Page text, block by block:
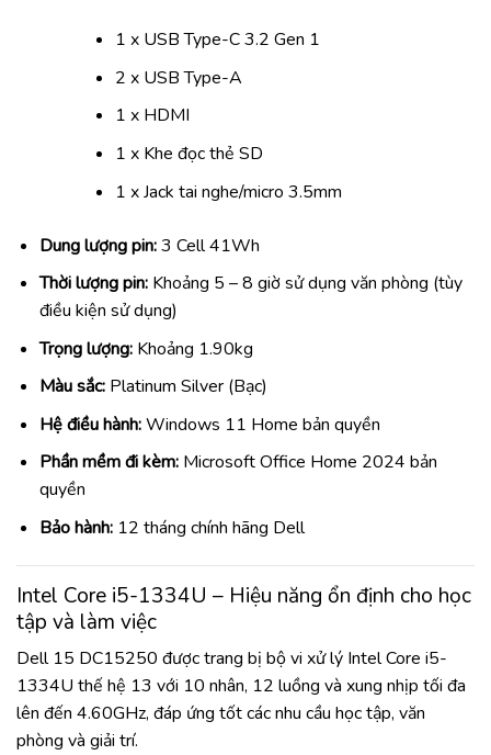
1 x USB Type-C 3.2 Gen 1
2 x USB Type-A
1 x HDMI
1 x Khe đọc thẻ SD
1 x Jack tai nghe/micro 3.5mm
Dung lượng pin:3 Cell 41Wh
Thời lượng pin:Khoảng 5 – 8 giờ sử dụng văn phòng (tùy
điều kiện sử dụng)
Trọng lượng:Khoảng 1.90kg
Màu sắc:Platinum Silver (Bạc)
Hệ điều hành:Windows 11 Home bản quyền
Phần mềm đi kèm:Microsoft Office Home 2024 bản
quyền
Bảo hành:12 tháng chính hãng Dell
Intel Core i5-1334U – Hiệu năng ổn định cho học
tập và làm việc
Dell 15 DC15250 được trang bị bộ vi xử lý Intel Core i5-
1334U thế hệ 13 với 10 nhân, 12 luồng và xung nhịp tối đa
lên đến 4.60GHz, đáp ứng tốt các nhu cầu học tập, văn
phòng và giải trí.